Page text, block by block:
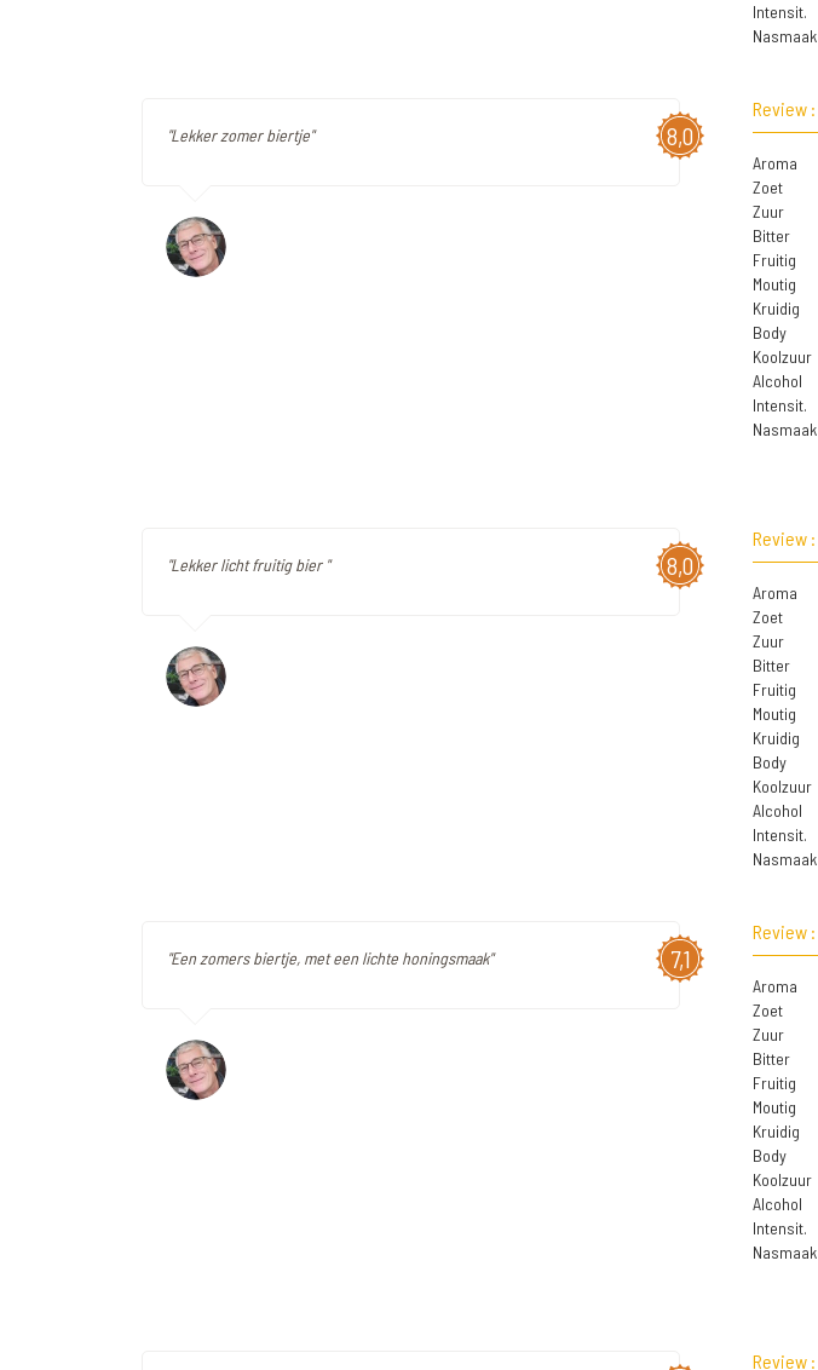
Intensit.
Nasmaak
8,0
"Lekker zomer biertje"
Review :
Aroma
Zoet
Zuur
Bitter
Fruitig
Moutig
Kruidig
Body
Koolzuur
Alcohol
Intensit.
Nasmaak
8,0
"Lekker licht fruitig bier "
Review :
Aroma
Zoet
Zuur
Bitter
Fruitig
Moutig
Kruidig
Body
Koolzuur
Alcohol
Intensit.
Nasmaak
7,1
"Een zomers biertje, met een lichte honingsmaak"
Review :
Aroma
Zoet
Zuur
Bitter
Fruitig
Moutig
Kruidig
Body
Koolzuur
Alcohol
Intensit.
Nasmaak
Review :